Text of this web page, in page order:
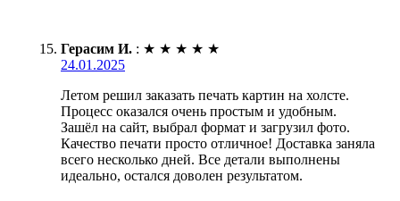
Герасим И. : ★ ★ ★ ★ ★
24.01.2025
Летом решил заказать печать картин на холсте.
Процесс оказался очень простым и удобным.
Зашёл на сайт, выбрал формат и загрузил фото.
Качество печати просто отличное! Доставка заняла
всего несколько дней. Все детали выполнены
идеально, остался доволен результатом.